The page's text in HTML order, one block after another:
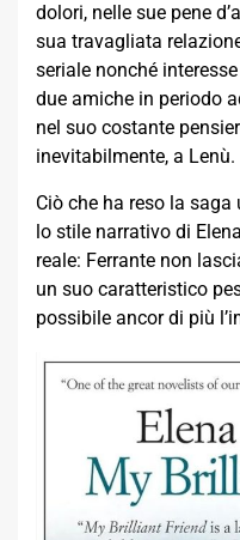
dolori, nelle sue pene
sua travagliata
seriale nonché
due amiche in periodo
nel suo costante
inevitabilmente, a Lenù.
Ciò che ha reso la
lo stile narrativo di
reale: Ferrante non
un suo caratteristico
possibile ancor di più